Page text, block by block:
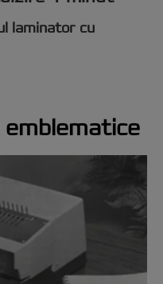
laminator cu
emblematice